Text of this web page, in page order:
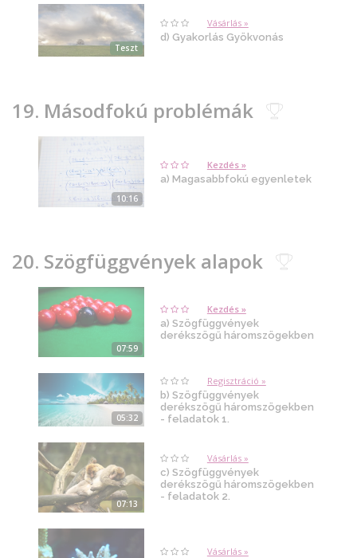
Teszt
Vásárlás »
d) Gyakorlás Gyökvonás
19. Másodfokú problémák
10:16
Kezdés »
a) Magasabbfokú egyenletek
20. Szögfüggvények alapok
07:59
Kezdés »
a) Szögfüggvények
derékszögű háromszögekben
05:32
Regisztráció »
b) Szögfüggvények
derékszögű háromszögekben
- feladatok 1.
07:13
Vásárlás »
c) Szögfüggvények
derékszögű háromszögekben
- feladatok 2.
Vásárlás »